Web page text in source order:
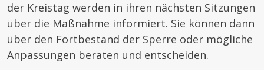
der Kreistag werden in ihren nächsten Sitzungen
über die Maßnahme informiert. Sie können dann
über den Fortbestand der Sperre oder mögliche
Anpassungen beraten und entscheiden.